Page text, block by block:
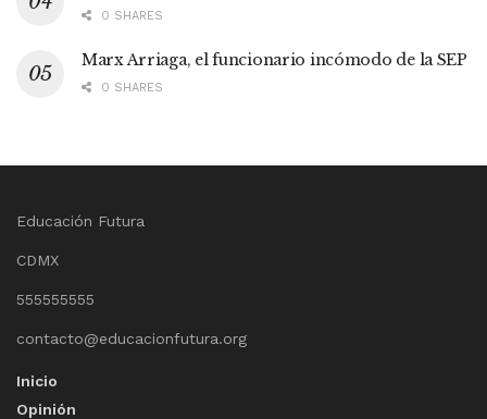
0 SHARES
Marx Arriaga, el funcionario incómodo de la SEP
0 SHARES
Educación Futura
CDMX
555555555
contacto@educacionfutura.org
Inicio
Opinión